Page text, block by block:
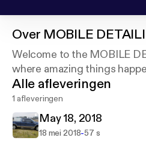
Over MOBILE
Welcome to the MOBILE
where amazing things
Alle afleveringen
1 afleveringen
May 18, 2018
18 mei 2018-57 s